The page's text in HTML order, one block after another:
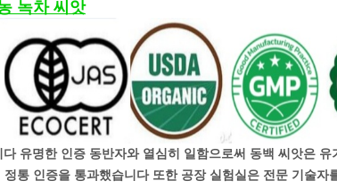
녹차 씨앗
유명한 인증 동반자와 열심히 일함으로써 동백 씨앗은
통 인증을 통과했습니다 또한 공장 실험실은 전문 기술자